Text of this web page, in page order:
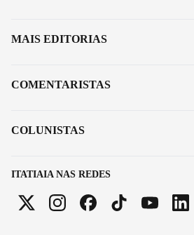
ITATIAIA NAS REDES
MAIS EDITORIAS
COMENTARISTAS
COLUNISTAS